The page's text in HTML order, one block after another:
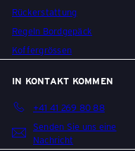
Rückerstattung
Regeln Bordgepäck
Koffergrössen
IN KONTAKT KOMMEN
+41 41 269 80 88
Senden Sie uns eine
Nachricht